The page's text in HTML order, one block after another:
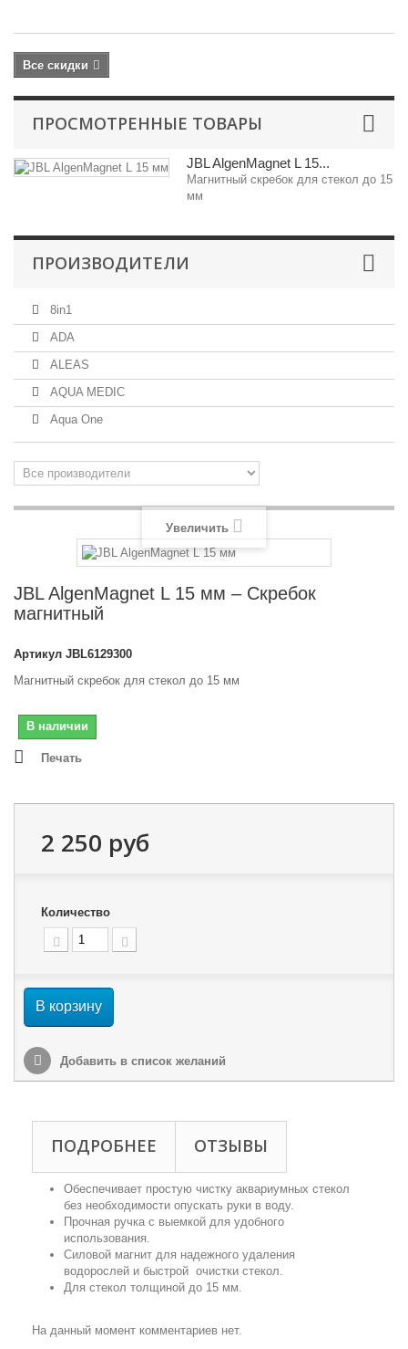
Все скидки
ПРОСМОТРЕННЫЕ ТОВАРЫ
JBL AlgenMagnet L 15...
Магнитный скребок для стекол до 15
мм
ПРОИЗВОДИТЕЛИ
8in1
ADA
ALEAS
AQUA MEDIC
Aqua One
Увеличить
JBL AlgenMagnet L 15 мм – Скребок
магнитный
Артикул JBL6129300
Магнитный скребок для стекол до 15 мм
В наличии
Печать
2 250 руб
Количество
В корзину
Добавить в список желаний
ПОДРОБНЕЕ ОТЗЫВЫ
Обеспечивает простую чистку аквариумных стекол
без необходимости опускать руки в воду.
Прочная ручка с выемкой для удобного
использования.
Силовой магнит для надежного удаления
водорослей и быстрой очистки стекол.
Для стекол толщиной до 15 мм.
На данный момент комментариев нет.